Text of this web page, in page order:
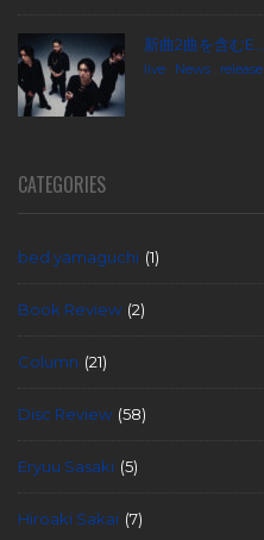
新曲2曲を含むE...
live News release
CATEGORIES
bed yamaguchi (1)
Book Review (2)
Column (21)
Disc Review (58)
Eryuu Sasaki (5)
Hiroaki Sakai (7)